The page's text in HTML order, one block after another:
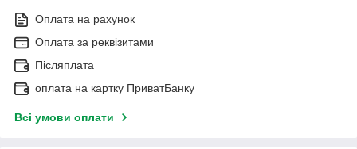
Оплата на рахунок
Оплата за реквізитами
Післяплата
оплата на картку ПриватБанку
Всі умови оплати